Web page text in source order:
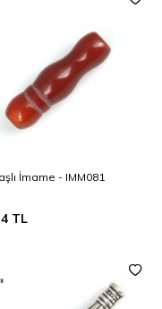
İmame - IMM081
TL